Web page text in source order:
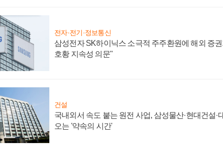
전자·전기·정보통신
삼성전자 SK하이닉스 소극적 주주환원에 해외 증권
호황 지속성 의문"
건설
국내외서 속도 붙는 원전 사업, 삼성물산·현대건설·
오는 '약속의 시간'